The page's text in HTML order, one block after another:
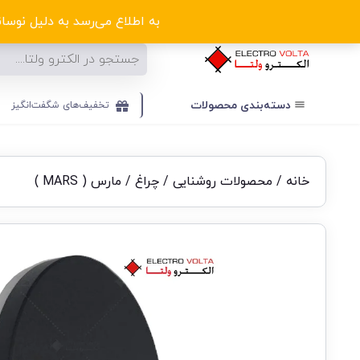
به اطلاع می‌رسد به دلیل
دسته‌بندی‌ محصولات تخفیف‌های شگفت‌انگیز
خانه / محصولات روشنایی / چراغ / مارس ( MARS )